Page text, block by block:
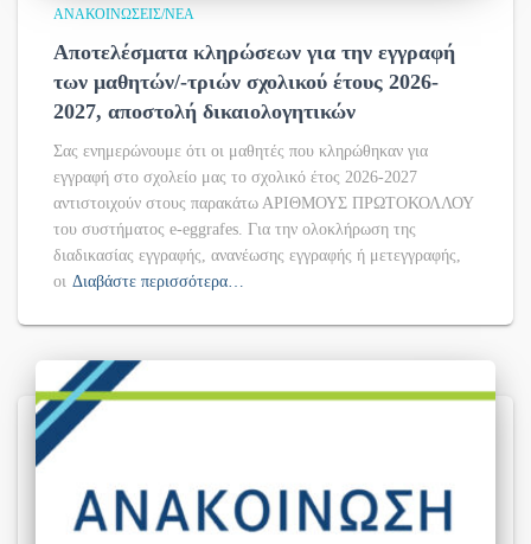
ΑΝΑΚΟΙΝΏΣΕΙΣ/ΝΈΑ
Αποτελέσματα κληρώσεων για την εγγραφή
των μαθητών/-τριών σχολικού έτους 2026-
2027, αποστολή δικαιολογητικών
Σας ενημερώνουμε ότι οι μαθητές που κληρώθηκαν για
εγγραφή στο σχολείο μας το σχολικό έτος 2026-2027
αντιστοιχούν στους παρακάτω ΑΡΙΘΜΟΥΣ ΠΡΩΤΟΚΟΛΛΟΥ
του συστήματος e-eggrafes. Για την ολοκλήρωση της
διαδικασίας εγγραφής, ανανέωσης εγγραφής ή μετεγγραφής,
οι Διαβάστε περισσότερα…